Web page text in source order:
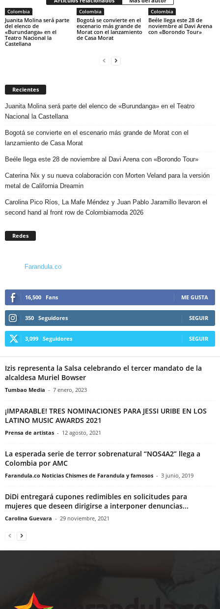
Colombia
Juanita Molina será parte
del elenco de
«Burundanga» en el
Teatro Nacional la
Castellana
Colombia
Bogotá se convierte en el
escenario más grande de
Morat con el lanzamiento
de Casa Morat
Colombia
Beéle llega este 28 de
noviembre al Davi Arena
con «Borondo Tour»
Recientes
Juanita Molina será parte del elenco de «Burundanga» en el Teatro
Nacional la Castellana
Bogotá se convierte en el escenario más grande de Morat con el
lanzamiento de Casa Morat
Beéle llega este 28 de noviembre al Davi Arena con «Borondo Tour»
Caterina Nix y su nueva colaboración con Morten Veland para la versión
metal de California Dreamin
Carolina Pico Ríos, La Mafe Méndez y Juan Pablo Jaramillo llevaron el
second hand al front row de Colombiamoda 2026
Redes
Farandula.co
16,500 Fans ME GUSTA
350 Seguidores SEGUIR
3,099 Seguidores SEGUIR
Izis representa la Salsa celebrando el tercer mandato de la
alcaldesa Muriel Bowser
Tumbao Media - 7 enero, 2023
¡IMPARABLE! TRES NOMINACIONES PARA JESSI URIBE EN LOS
LATINO MUSIC AWARDS 2021
Prensa de artistas - 12 agosto, 2021
La esperada serie de terror sobrenatural “NOS4A2” llega a
Colombia por AMC
Farandula.co Noticias Chismes de Farandula y famosos - 3 junio, 2019
DiDi entregará cupones redimibles en solicitudes para
mujeres que deseen dirigirse a interponer denuncias...
Carolina Guevara - 29 noviembre, 2021